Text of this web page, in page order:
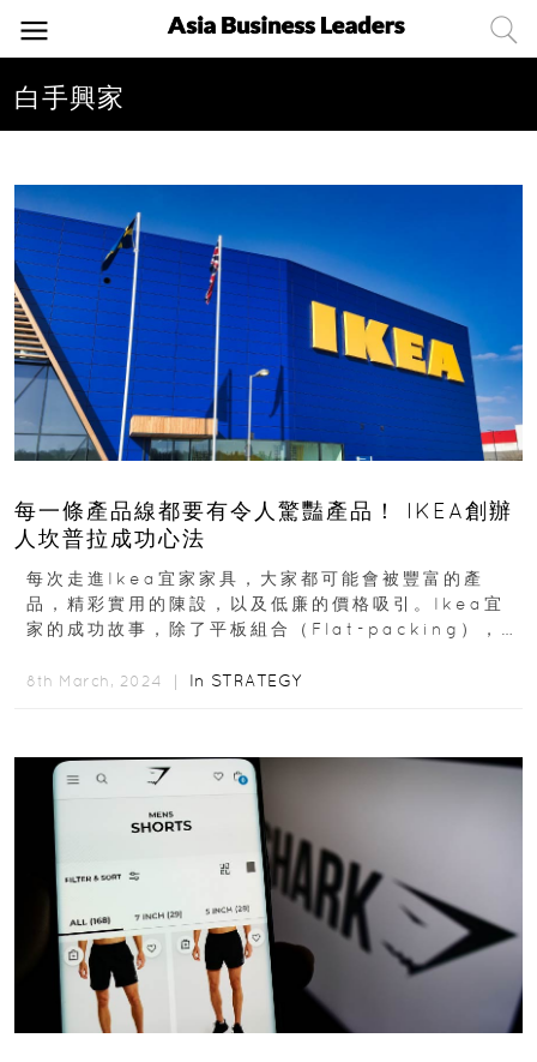
白手興家
每一條產品線都要有令人驚豔產品！ IKEA創辦
人坎普拉成功心法
每次走進Ikea宜家家具，大家都可能會被豐富的產
品，精彩實用的陳設，以及低廉的價格吸引。Ikea宜
家的成功故事，除了平板組合（Flat-packing），打
8th March, 2024 ｜ In STRATEGY